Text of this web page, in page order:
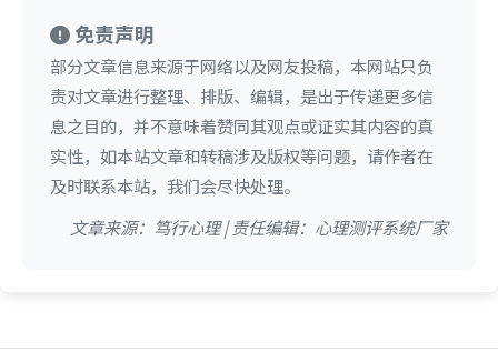
免责声明
部分文章信息来源于网络以及网友投稿，本网站只负
责对文章进行整理、排版、编辑，是出于传递更多信
息之目的，并不意味着赞同其观点或证实其内容的真
实性，如本站文章和转稿涉及版权等问题，请作者在
及时联系本站，我们会尽快处理。
文章来源：笃行心理 | 责任编辑：心理测评系统厂家